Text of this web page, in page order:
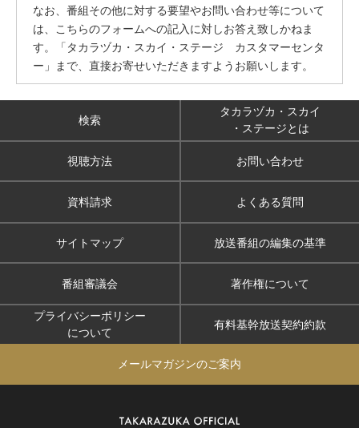
なお、番組その他に対する要望やお問い合わせ等について
は、こちらのフォームへの記入に対しお答え致しかねま
す。「タカラヅカ・スカイ・ステージ カスタマーセンタ
ー」まで、直接お寄せいただきますようお願いします。
検索
タカラヅカ・スカイ
・ステージとは
視聴方法 お問い合わせ
資料請求 よくある質問
サイトマップ 放送番組の編集の基準
番組審議会 著作権について
プライバシーポリシー
について
有料基幹放送契約約款
メールマガジンのご案内